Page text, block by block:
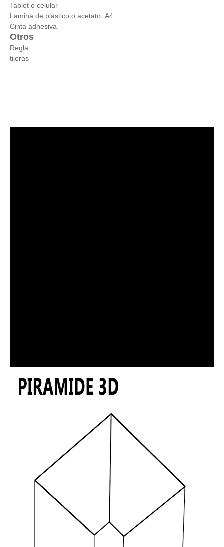
Tablet o celular
Lamina de plástico o acetato A4
Cinta adhesiva
Otros
Regla
tijeras